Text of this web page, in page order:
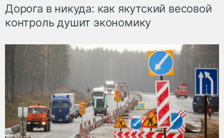
Дорога в никуда: как якутский весовой
контроль душит экономику